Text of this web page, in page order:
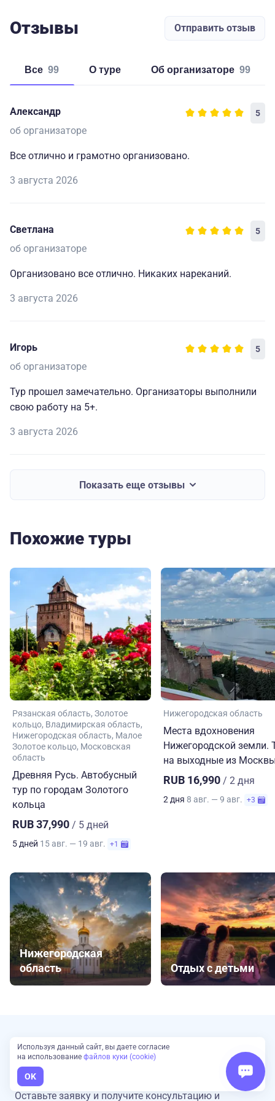
Отзывы Отправить отзыв
Все 99 о туре об организаторе 99
Александр 5
об организаторе
Все отлично и грамотно организовано.
3 августа 2026
Светлана 5
об организаторе
Организовано все отлично. Никаких нареканий.
3 августа 2026
Игорь 5
об организаторе
Тур прошел замечательно. Организаторы выполнили
свою работу на 5+.
3 августа 2026
Показать еще отзывы
Похожие туры
Рязанская область Золотое
кольцо Владимирская область
Нижегородская область Малое
Золотое кольцо Московская
область
Древняя Русь. Автобусный
тур по городам Золотого
кольца
RUB 37,990 / 5 дней
5 дней 15 авг. — 19 авг. +1
Нижегородская область
Места вдохновения
Нижегородской земли.
на выходные из
RUB 16,990 / 2 дня
2 дня 8 авг. — 9 авг. +3
Нижегородская
область
Отдых с детьми
Сложно выбрать?
Наш эксперт подберет туры для вас
Оставьте заявку и получите консультацию и
Используя данный сайт, вы даете согласие
на использование файлов куки (cookie)
OK